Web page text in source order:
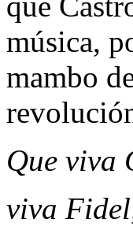
música,
mambo
Que viva
viva